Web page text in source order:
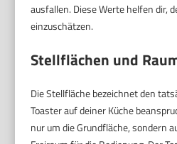
ausfallen. Diese Werte helfen dir,
einzuschätzen.
Stellflächen und
Die Stellfläche bezeichnet den
Toaster auf deiner Küche
nur um die Grundfläche, sondern